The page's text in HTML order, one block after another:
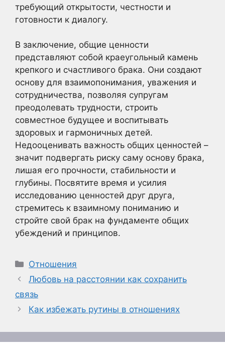
требующий открытости, честности и
готовности к диалогу.
В заключение, общие ценности
представляют собой краеугольный камень
крепкого и счастливого брака. Они создают
основу для взаимопонимания, уважения и
сотрудничества, позволяя супругам
преодолевать трудности, строить
совместное будущее и воспитывать
здоровых и гармоничных детей.
Недооценивать важность общих ценностей –
значит подвергать риску саму основу брака,
лишая его прочности, стабильности и
глубины. Посвятите время и усилия
исследованию ценностей друг друга,
стремитесь к взаимному пониманию и
стройте свой брак на фундаменте общих
убеждений и принципов.
Рубрики
Отношения
Любовь на расстоянии как сохранить
связь
Как избежать рутины в отношениях